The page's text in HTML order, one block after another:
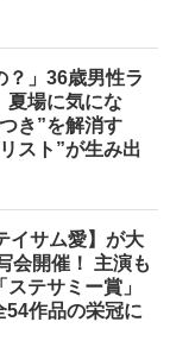
？」36歳男性ラ
場に気にな
き”を解消す
スト”が生み出
イサム愛】が大
会開催！ 主演も
テサミー賞」
54作品の栄冠に